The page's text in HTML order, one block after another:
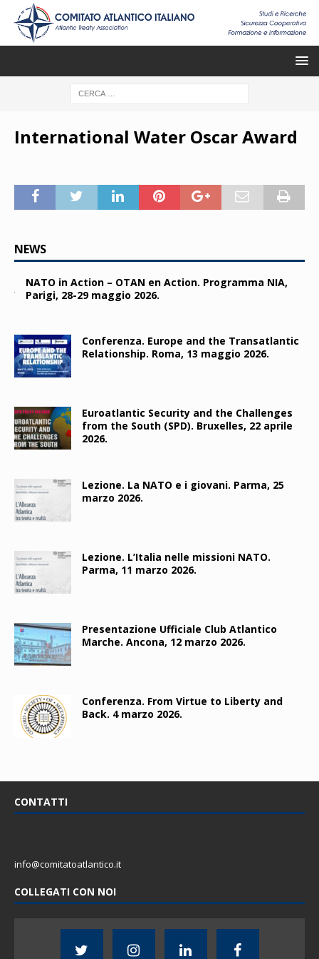
International Water Oscar Award
NEWS
NATO in Action – OTAN en Action. Programma NIA,
Parigi, 28-29 maggio 2026.
Conferenza. Europe and the Transatlantic
Relationship. Roma, 13 maggio 2026.
Euroatlantic Security and the Challenges
from the South (SPD). Bruxelles, 22 aprile
2026.
Lezione. La NATO e i giovani. Parma, 25
marzo 2026.
Lezione. L’Italia nelle missioni NATO.
Parma, 11 marzo 2026.
Presentazione Ufficiale Club Atlantico
Marche. Ancona, 12 marzo 2026.
Conferenza. From Virtue to Liberty and
Back. 4 marzo 2026.
CONTATTI
info@comitatoatlantico.it
COLLEGATI CON NOI